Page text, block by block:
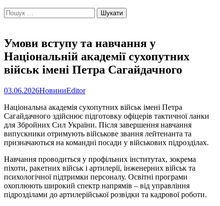
Пошук:
Умови вступу та навчання у
Національній академії сухопутних
військ імені Петра Сагайдачного
03.06.2026НовиниEditor
Національна академія сухопутних військ імені Петра
Сагайдачного здійснює підготовку офіцерів тактичної ланки
для Збройних Сил України. Після завершення навчання
випускники отримують військове звання лейтенанта та
призначаються на командні посади у військових підрозділах.
Навчання проводиться у профільних інститутах, зокрема
піхоти, ракетних військ і артилерії, інженерних військ та
психологічної підтримки персоналу. Освітні програми
охоплюють широкий спектр напрямів – від управління
підрозділами до артилерійської розвідки та кадрової роботи.